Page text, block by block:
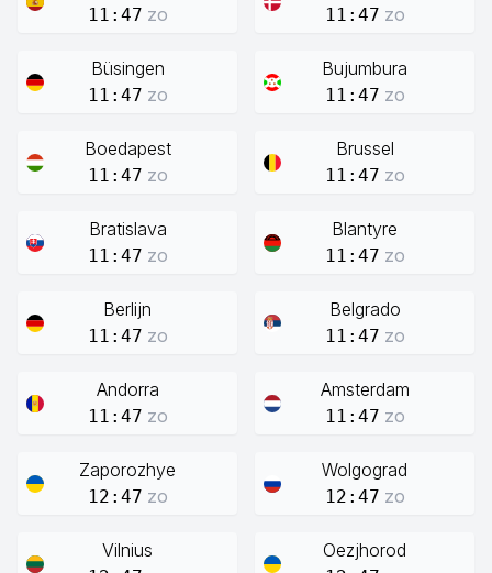
11:47 zo 11:47 zo
Büsingen
11:47 zo
Bujumbura
11:47 zo
Boedapest
11:47 zo
Brussel
11:47 zo
Bratislava
11:47 zo
Blantyre
11:47 zo
Berlijn
11:47 zo
Belgrado
11:47 zo
Andorra
11:47 zo
Amsterdam
11:47 zo
Zaporozhye
12:47 zo
Wolgograd
12:47 zo
Vilnius Oezjhorod